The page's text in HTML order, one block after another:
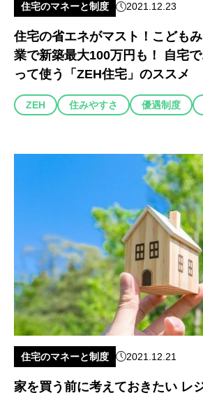
住宅のマネーと制度 2021.12.23
住宅の省エネがマスト！こども
業で新築最大100万円も！ 自宅
って使う「ZEH住宅」のススメ
ZEH 住みやすさ 優遇制度
住宅のマネーと制度 2021.12.21
家を買う前に考えておきたい レ